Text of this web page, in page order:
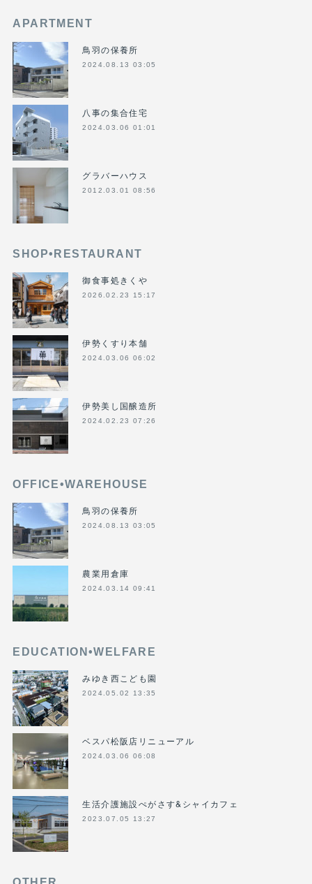
APARTMENT
鳥羽の保養所
2024.08.13 03:05
八事の集合住宅
2024.03.06 01:01
グラバーハウス
2012.03.01 08:56
SHOP•RESTAURANT
御食事処きくや
2026.02.23 15:17
伊勢くすり本舗
2024.03.06 06:02
伊勢美し国醸造所
2024.02.23 07:26
OFFICE•WAREHOUSE
鳥羽の保養所
2024.08.13 03:05
農業用倉庫
2024.03.14 09:41
EDUCATION•WELFARE
みゆき西こども園
2024.05.02 13:35
ベスパ松阪店リニューアル
2024.03.06 06:08
生活介護施設ぺがさす&シャイカフェ
2023.07.05 13:27